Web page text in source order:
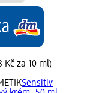
Kč za 10 ml)
Sensitiv